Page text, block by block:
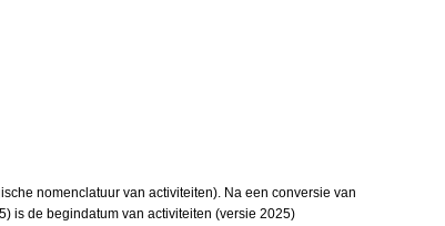
nomenclatuur van activiteiten). Na een conversie van
is de begindatum van activiteiten (versie 2025)